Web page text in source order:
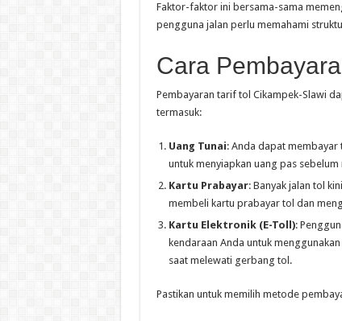
Faktor-faktor ini bersama-sama
pengguna jalan perlu memahami
Cara
Pembayaran tarif tol Cikampek-Slawi
termasuk:
Uang Tunai: Anda dapat
untuk menyiapkan uang pas
Kartu Prabayar: Banyak jalan tol
membeli kartu prabayar tol dan
Kartu Elektronik (E-Toll):
kendaraan Anda untuk
saat melewati gerbang tol.
Pastikan untuk memilih metode